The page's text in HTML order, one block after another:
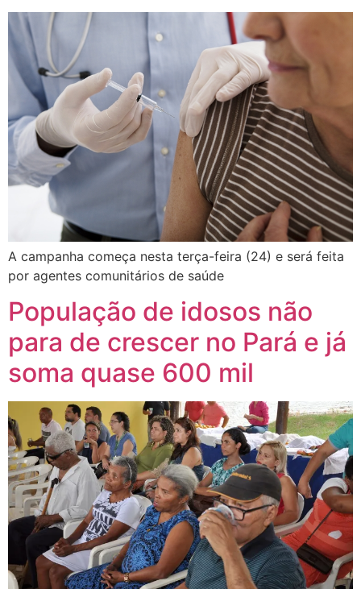
A campanha começa nesta terça-feira (24) e será feita
por agentes comunitários de saúde
População de idosos não
para de crescer no Pará e já
soma quase 600 mil